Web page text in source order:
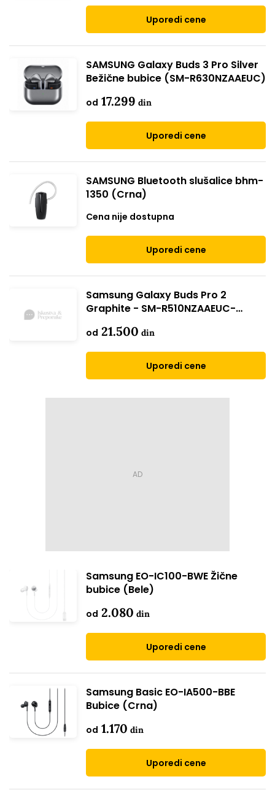
Uporedi cene
SAMSUNG Galaxy Buds 3 Pro Silver
Bežične bubice (SM-R630NZAAEUC)
od 17.299 din
Uporedi cene
SAMSUNG Bluetooth slušalice bhm-
1350 (Crna)
Cena nije dostupna
Uporedi cene
Samsung Galaxy Buds Pro 2
Graphite - SM-R510NZAAEUC-
od 21.500 din
Uporedi cene
Samsung EO-IC100-BWE Žične
bubice (Bele)
od 2.080 din
Uporedi cene
Samsung Basic EO-IA500-BBE
Bubice (Crna)
od 1.170 din
Uporedi cene